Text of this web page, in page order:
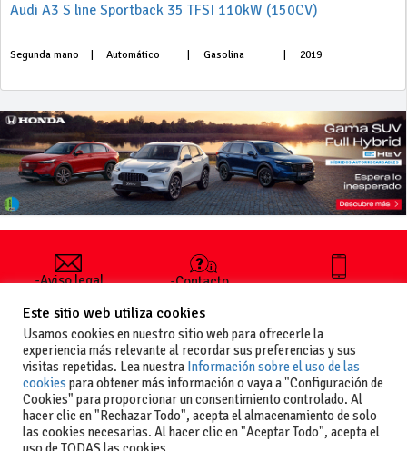
Audi A3 S line Sportback 35 TFSI 110kW (150CV)
Segunda mano Automático Gasolina 2019
-Aviso legal
generales
de uso
-Política de
privacidad
-Política de
cookies
-Contacto
publicar un
anuncio
-Vende+
+34 627 35
Este sitio web utiliza cookies
Usamos cookies en nuestro sitio web para ofrecerle la
experiencia más relevante al recordar sus preferencias y sus
visitas repetidas. Lea nuestra Información sobre el uso de las
cookies para obtener más información o vaya a "Configuración de
Cookies" para proporcionar un consentimiento controlado. Al
hacer clic en "Rechazar Todo", acepta el almacenamiento de solo
las cookies necesarias. Al hacer clic en "Aceptar Todo", acepta el